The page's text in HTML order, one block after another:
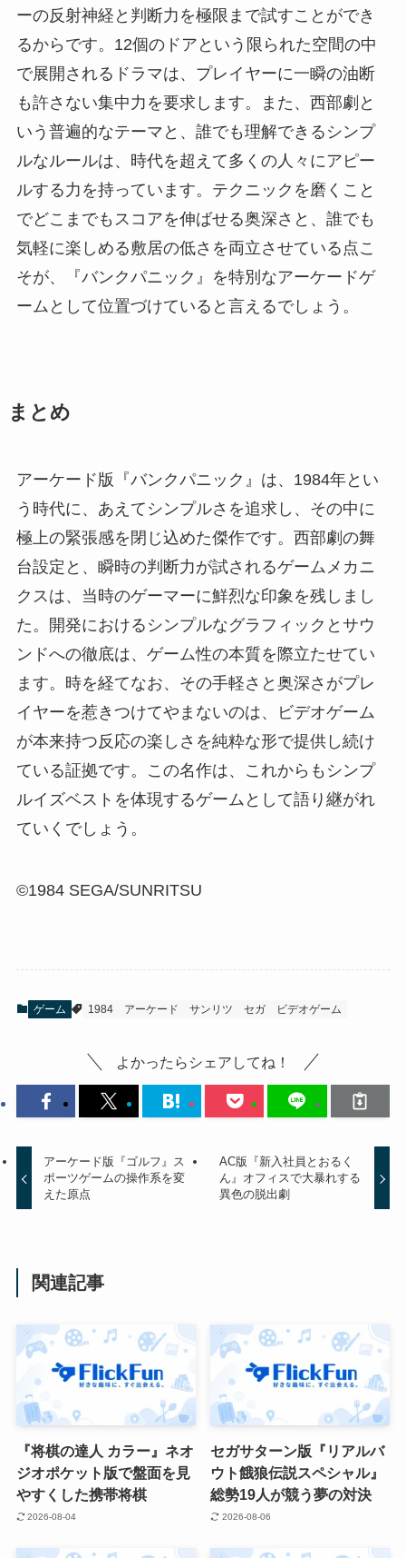
ーの反射神経と判断力を極限まで試すことができ
るからです。12個のドアという限られた空間の中
で展開されるドラマは、プレイヤーに一瞬の油断
も許さない集中力を要求します。また、西部劇と
いう普遍的なテーマと、誰でも理解できるシンプ
ルなルールは、時代を超えて多くの人々にアピー
ルする力を持っています。テクニックを磨くこと
でどこまでもスコアを伸ばせる奥深さと、誰でも
気軽に楽しめる敷居の低さを両立させている点こ
そが、『バンクパニック』を特別なアーケードゲ
ームとして位置づけていると言えるでしょう。
まとめ
アーケード版『バンクパニック』は、1984年とい
う時代に、あえてシンプルさを追求し、その中に
極上の緊張感を閉じ込めた傑作です。西部劇の舞
台設定と、瞬時の判断力が試されるゲームメカニ
クスは、当時のゲーマーに鮮烈な印象を残しまし
た。開発におけるシンプルなグラフィックとサウ
ンドへの徹底は、ゲーム性の本質を際立たせてい
ます。時を経てなお、その手軽さと奥深さがプレ
イヤーを惹きつけてやまないのは、ビデオゲーム
が本来持つ反応の楽しさを純粋な形で提供し続け
ている証拠です。この名作は、これからもシンプ
ルイズベストを体現するゲームとして語り継がれ
ていくでしょう。
©1984 SEGA/SUNRITSU
ゲーム 1984 アーケード サンリツ セガ ビデオゲーム
よかったらシェアしてね！
アーケード版『ゴルフ』ス
ポーツゲームの操作系を変
えた原点
AC版『新入社員とおるく
ん』オフィスで大暴れする
異色の脱出劇
関連記事
『将棋の達人 カラー』ネオ
ジオポケット版で盤面を見
やすくした携帯将棋
2026-08-04
セガサターン版『リアルバ
ウト餓狼伝説スペシャル』
総勢19人が競う夢の対決
2026-08-06